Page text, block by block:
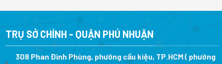
TRỤ SỞ CHÍNH - QUẬN PHÚ NHUẬN
308 Phan Đình Phùng, phường cầu kiệu, TP.HCM ( phường